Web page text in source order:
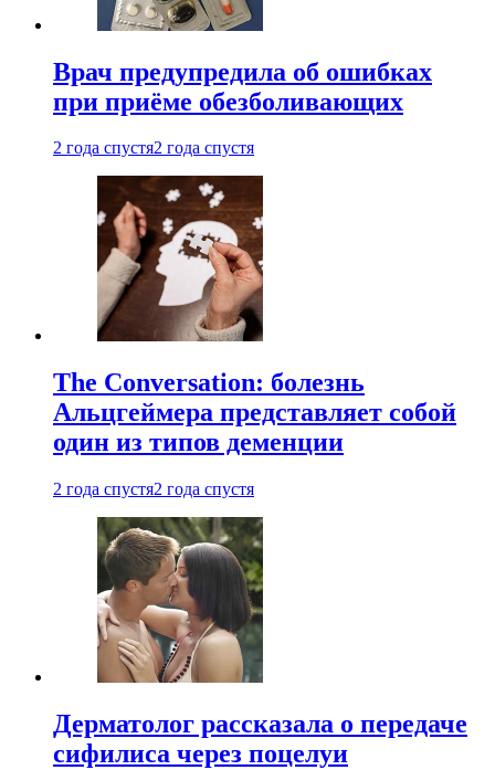
Врач предупредила об ошибках
при приëме обезболивающих
2 года спустя2 года спустя
The Conversation: болезнь
Альцгеймера представляет собой
один из типов деменции
2 года спустя2 года спустя
Дерматолог рассказала о передаче
сифилиса через поцелуи